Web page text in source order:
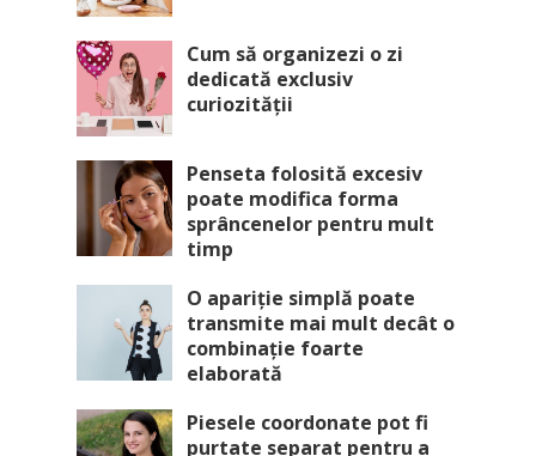
Cum să organizezi o zi
dedicată exclusiv
curiozității
Penseta folosită excesiv
poate modifica forma
sprâncenelor pentru mult
timp
O apariție simplă poate
transmite mai mult decât o
combinație foarte
elaborată
Piesele coordonate pot fi
purtate separat pentru a